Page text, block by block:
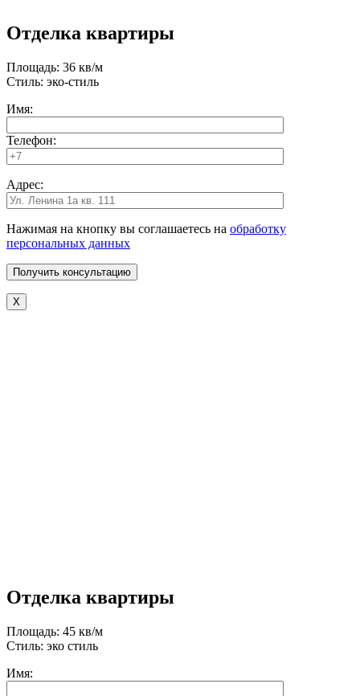
Отделка квартиры
Площадь: 36 кв/м
Стиль: эко-стиль
Имя:
Телефон:
Адрес:
Нажимая на кнопку вы соглашаетесь на обработку
персональных данных
X
Отделка квартиры
Площадь: 45 кв/м
Стиль: эко стиль
Имя: